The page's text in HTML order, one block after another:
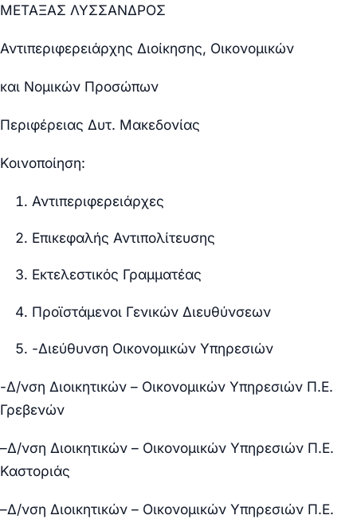
ΜΕΤΑΞΑΣ ΛΥΣΣΑΝΔΡΟΣ
Αντιπεριφερειάρχης Διοίκησης, Οικονομικών
και Νομικών Προσώπων
Περιφέρειας Δυτ. Μακεδονίας
Κοινοποίηση:
Αντιπεριφερειάρχες
Επικεφαλής Αντιπολίτευσης
Εκτελεστικός Γραμματέας
Προϊστάμενοι Γενικών Διευθύνσεων
-Διεύθυνση Οικονομικών Υπηρεσιών
-Δ/νση Διοικητικών – Οικονομικών Υπηρεσιών Π.Ε.
Γρεβενών
–Δ/νση Διοικητικών – Οικονομικών Υπηρεσιών Π.Ε.
Καστοριάς
–Δ/νση Διοικητικών – Οικονομικών Υπηρεσιών Π.Ε.